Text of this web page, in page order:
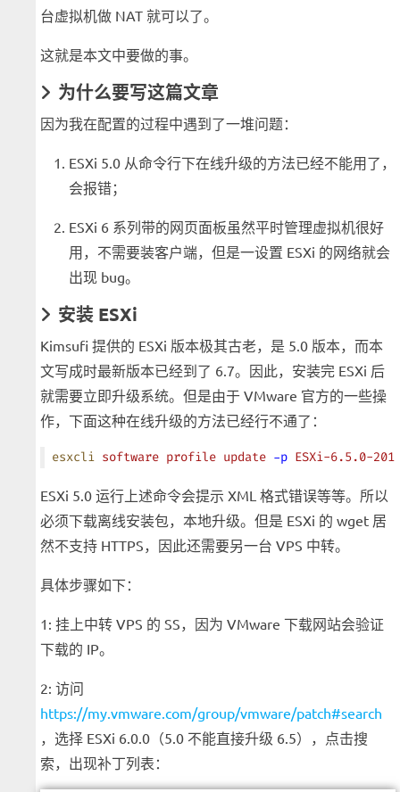
台虚拟机做 NAT 就可以了。
这就是本文中要做的事。
为什么要写这篇文章
因为我在配置的过程中遇到了一堆问题：
ESXi 5.0 从命令行下在线升级的方法已经不能用了，
会报错；
ESXi 6 系列带的网页面板虽然平时管理虚拟机很好
用，不需要装客户端，但是一设置 ESXi 的网络就会
出现 bug。
安装 ESXi
Kimsufi 提供的 ESXi 版本极其古老，是 5.0 版本，而本
文写成时最新版本已经到了 6.7。因此，安装完 ESXi 后
就需要立即升级系统。但是由于 VMware 官方的一些操
作，下面这种在线升级的方法已经行不通了：
esxcli software profile update -p ESXi-6.5.0-
ESXi 5.0 运行上述命令会提示 XML 格式错误等等。所以
必须下载离线安装包，本地升级。但是 ESXi 的 wget 居
然不支持 HTTPS，因此还需要另一台 VPS 中转。
具体步骤如下：
1: 挂上中转 VPS 的 SS，因为 VMware 下载网站会验证
下载的 IP。
2: 访问
https://my.vmware.com/group/vmware/patch#search
，选择 ESXi 6.0.0（5.0 不能直接升级 6.5），点击搜
索，出现补丁列表：